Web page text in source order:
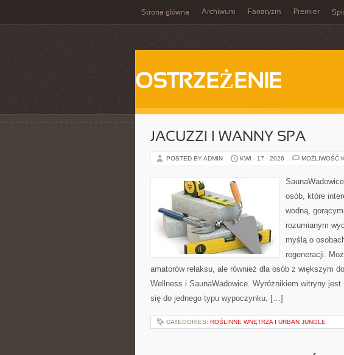
Strona główna Archiwum Fanatyzm Premier
OSTRZEŻENIE
JACUZZI I WANNY SPA
POSTED BY ADMIN KWI - 17 - 2026 MOŻLIWOŚĆ
osób, które
wodną,
rozumianym
myślą o
regeneracji.
amatorów relaksu, ale również dla osób z większym
Wellness i SaunaWadowice. Wyróżnikiem witryny
się do jednego typu wypoczynku, […]
CATEGORIES: ROŚLINNE WNĘTRZA I URBAN JUNGLE